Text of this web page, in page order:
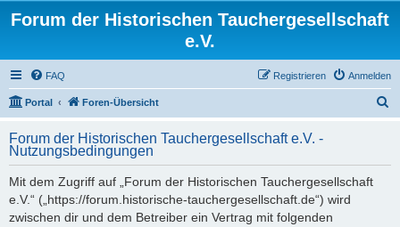
Forum der Historischen Tauchergesellschaft
e.V.
FAQ Anmelden
Registrieren
Portal Foren-Übersicht
h
Forum der Historischen Tauchergesellschaft e.V. -
Nutzungsbedingungen
Mit dem Zugriff auf „Forum der Historischen Tauchergesellschaft
e.V.“ („https://forum.historische-tauchergesellschaft.de“) wird
zwischen dir und dem Betreiber ein Vertrag mit folgenden